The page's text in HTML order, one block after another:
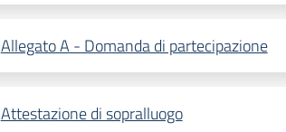
Allegato A - Domanda di partecipazione
Attestazione di sopralluogo